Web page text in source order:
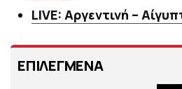
LIVE: Αργεντινή –
ΕΠΙΛΕΓΜΕΝΑ